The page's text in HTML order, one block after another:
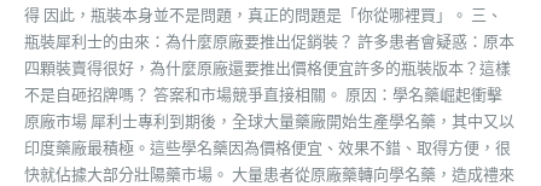
得 因此，瓶裝本身並不是問題，真正的問題是「你從哪裡買」。 三、
瓶裝犀利士的由來：為什麼原廠要推出促銷裝？ 許多患者會疑惑：原本
四顆裝賣得很好，為什麼原廠還要推出價格便宜許多的瓶裝版本？這樣
不是自砸招牌嗎？ 答案和市場競爭直接相關。 原因：學名藥崛起衝擊
原廠市場 犀利士專利到期後，全球大量藥廠開始生產學名藥，其中又以
印度藥廠最積極。這些學名藥因為價格便宜、效果不錯、取得方便，很
快就佔據大部分壯陽藥市場。 大量患者從原廠藥轉向學名藥，造成禮來